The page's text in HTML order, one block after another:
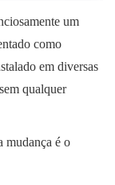
um
como
em diversas
qualquer
mudança é o